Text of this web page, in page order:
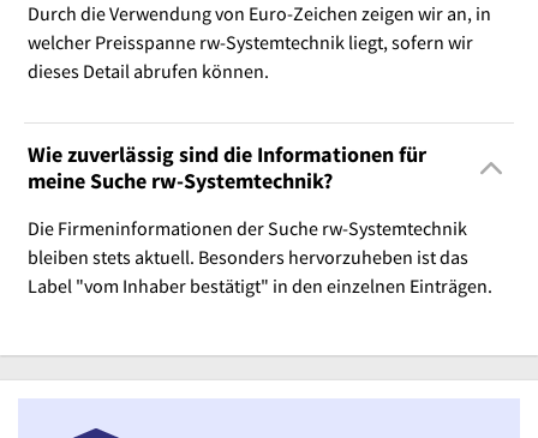
Durch die Verwendung von Euro-Zeichen zeigen wir an, in
welcher Preisspanne rw-Systemtechnik liegt, sofern wir
dieses Detail abrufen können.
Wie zuverlässig sind die Informationen für
meine Suche rw-Systemtechnik?
Die Firmeninformationen der Suche rw-Systemtechnik
bleiben stets aktuell. Besonders hervorzuheben ist das
Label "vom Inhaber bestätigt" in den einzelnen Einträgen.